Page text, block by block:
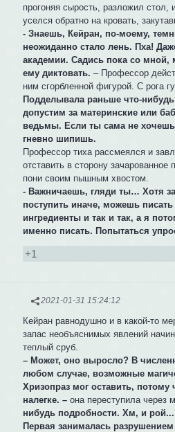
прогоняя сырость, разложил
уселся обратно на кровать,
- Знаешь, Кейран, по-моему,
неожиданно стало лень. Пха!
академии. Садись пока со мной,
ему диктовать. – Профессор
ним сгорбленной фигурой. С рога
Подделывала раньше что-
допустим за материнские или
ведьмы. Если ты сама не
гневно шипишь.
Профессор тиха рассмеялся и
отставить в сторону
пони своим пышным хвостом.
- Важничаешь, гляди ты… Хотя
поступить иначе, можешь
ингредиенты и так и так, а я
именно писать. Попытаться
+1
2021-01-31 15:24:12
Кейран равнодушно и в какой-то
запас необъяснимых явлений
теплый сруб.
– Может, оно выросло? В
любом случае, возможные
Хризопраз мог оставить,
налегке. –она переступила через
нибудь подробности. Хм, и
Первая занималась